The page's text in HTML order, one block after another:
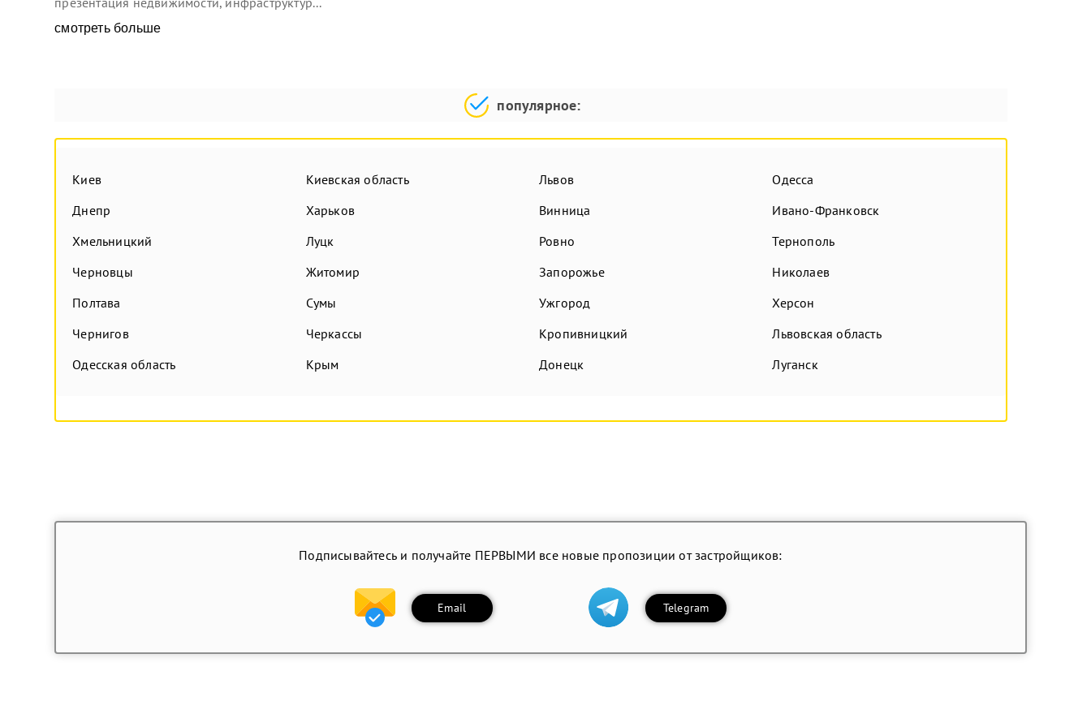
смотреть больше
популярное:
Киев Киевская область Львов
Одесса
Днепр
Харьков Винница
Ивано-Франковск
Хмельницкий
Луцк Ровно
Тернополь
Черновцы
Житомир Запорожье
Николаев
Полтава
Сумы Ужгород
Херсон
Чернигов
Черкассы Кропивницкий
Львовская область
Одесская область
Крым Донецк Луганск
Подписывайтесь и получайте ПЕРВЫМИ все новые пропозиции от застройщиков:
Email Telegram